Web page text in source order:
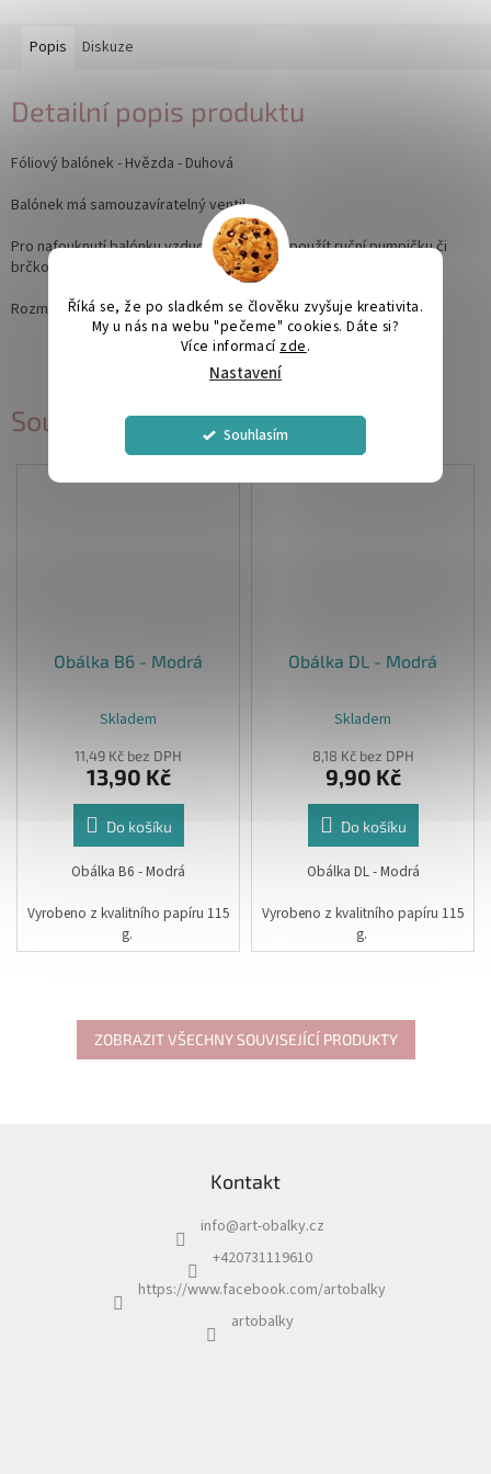
Říká se, že po sladkém se člověku zvyšuje kreativita.
My u nás na webu "pečeme" cookies. Dáte si?
Více informací zde.
Nastavení
Souhlasím
Související produkty
Obálka B6 - Modrá
Skladem
11,49 Kč bez DPH
13,90 Kč
Do košíku
Obálka B6 - Modrá
Vyrobeno z kvalitního papíru 115
g.
Obálka DL - Modrá
Skladem
8,18 Kč bez DPH
9,90 Kč
Do košíku
Obálka DL - Modrá
Vyrobeno z kvalitního papíru 115
g.
ZOBRAZIT VŠECHNY SOUVISEJÍCÍ PRODUKTY
Popis Diskuze
Detailní popis produktu
Fóliový balónek - Hvězda - Duhová
Balónek má samouzavíratelný ventil.
Pro nafouknutí balónku vzduchem můžete použít ruční pumpičku či
brčko.
Rozměr: 48 cm
Kontakt
info@art-obalky.cz
+420731119610
https://www.facebook.com/artobalky
artobalky